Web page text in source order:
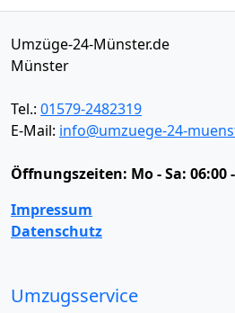
Umzüge-24-Münster.de
Münster
Tel.: 01579-2482319
E-Mail: info@umzuege-24-
Öffnungszeiten: Mo - Sa: 06:00
Impressum
Datenschutz
Umzugsservice